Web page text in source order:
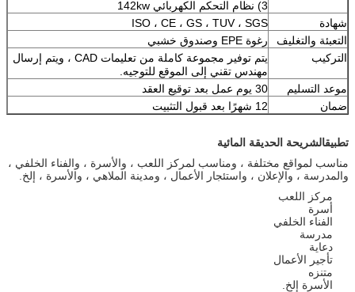
3) نظام التحكم الكهربائي 142kw
شهادة
ISO ، CE ، GS ، TUV ، SGS
التعبئة والتغليف
رغوة EPE وصندوق خشبي
التركيب
يتم توفير مجموعة كاملة من تعليمات CAD ، ويتم إرسال
مهندس تقني إلى الموقع للتوجيه.
موعد التسليم
30 يوم عمل بعد توقيع العقد
ضمان
12 شهرًا بعد قبول التثبيت
تطبيقالشريحة الحديقة المائية
مناسب لمواقع مختلفة ، ومناسب لمركز اللعب ، والأسرة ، والفناء الخلفي ،
والمدرسة ، والإعلان ، واستئجار الأعمال ، ومدينة الملاهي ، والأسرة ، إلخ.
مركز اللعب
أسرة
الفناء الخلفي
مدرسة
دعاية
تأجير الأعمال
متنزه
الأسرة إلخ.